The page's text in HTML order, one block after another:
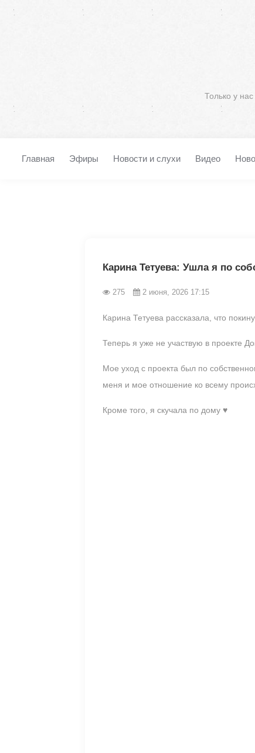
Только у
Главная Эфиры Новости и слухи Видео
Карина Тетуева: Ушла я по
275 2 июня, 2026 17:15
Карина Тетуева рассказала, что
Теперь я уже не участвую в проекте
Мое уход с проекта был по
меня и мое отношение ко всему
Кроме того, я скучала по дому ♥